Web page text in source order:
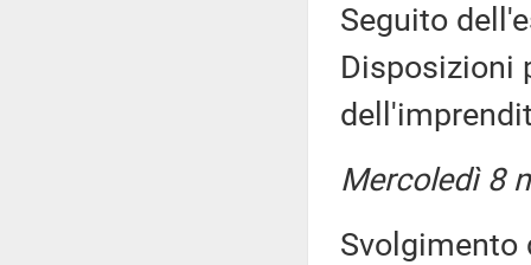
Seguito
Disposizioni
Mercoledì 8